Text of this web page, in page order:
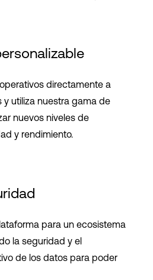
directamente a
utiliza nuestra gama de
nuevos niveles de
y rendimiento.
para un ecosistema
la seguridad y el
de los datos para poder